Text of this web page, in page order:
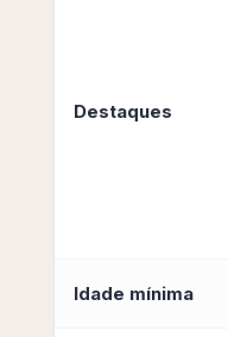
Destaques
Idade mínima